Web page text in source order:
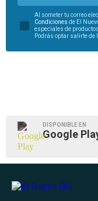
Al someter tu correo
Condiciones de El
especiales de
Podrás optar salirte de
DISPONIBLE EN
Google